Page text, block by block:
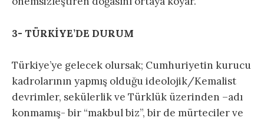
3- TÜRKİYE’DE DURUM
Türkiye’ye gelecek olursak; Cumhuriyetin kurucu
kadrolarının yapmış olduğu ideolojik/Kemalist
devrimler, sekülerlik ve Türklük üzerinden –adı
konmamış- bir “makbul biz”, bir de mürteciler ve